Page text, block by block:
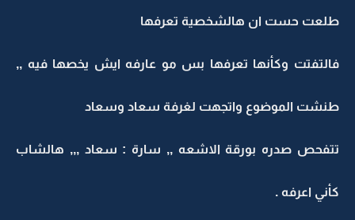
طلعت حست ان هالشخصية تعرفها
فالتفتت وكأنها تعرفها بس مو عارفه ايش يخصها فيه ,,
طنشت الموضوع واتجهت لغرفة سعاد وسعاد
تتفحص صدره بورقة الاشعه ,, سارة : سعاد ,,, هالشاب
كأني اعرفه .